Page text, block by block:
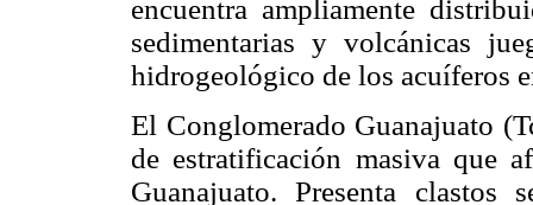
encuentra ampliamente
sedimentarias y volcánicas
hidrogeológico de los acuíferos
El Conglomerado Guanajuato
de estratificación masiva que
Guanajuato. Presenta clastos